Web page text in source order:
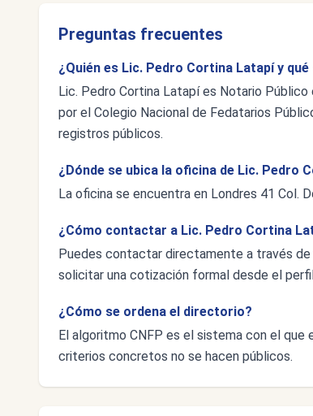
Preguntas frecuentes
¿Quién es Lic. Pedro Cortina Latapí y
Lic. Pedro Cortina Latapí es Notario
por el Colegio Nacional de Fedatarios
registros públicos.
¿Dónde se ubica la oficina de Lic. Pedro
La oficina se encuentra en Londres 41 Col.
¿Cómo contactar a Lic. Pedro Cortina
Puedes contactar directamente a través
solicitar una cotización formal desde el
¿Cómo se ordena el directorio?
El algoritmo CNFP es el sistema con el
criterios concretos no se hacen públicos.